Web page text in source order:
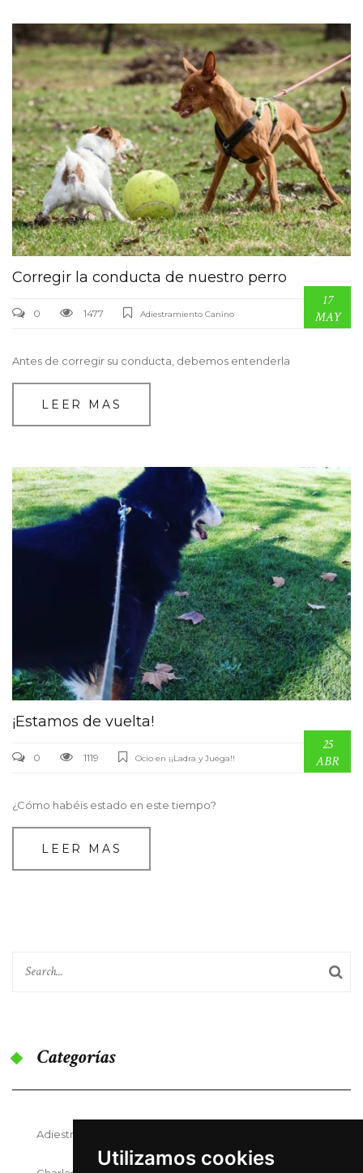
Utilizamos cookies
Corregir la conducta de nuestro perro
0 1477 Adiestramiento Canino
17
MAY
Antes de corregir su conducta, debemos entenderla
LEER MAS
¡Estamos de vuelta!
0 1119 Ocio en ¡¡Ladra y Juega!!
25
ABR
¿Cómo habéis estado en este tiempo?
LEER MAS
Categorías
Adiestramiento Canino